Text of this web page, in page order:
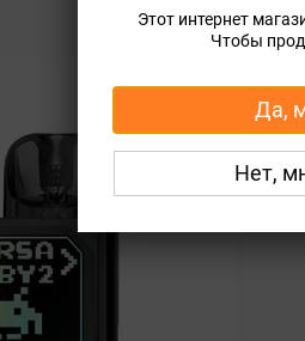
Этот интернет
Чтобы
Да,
Нет,